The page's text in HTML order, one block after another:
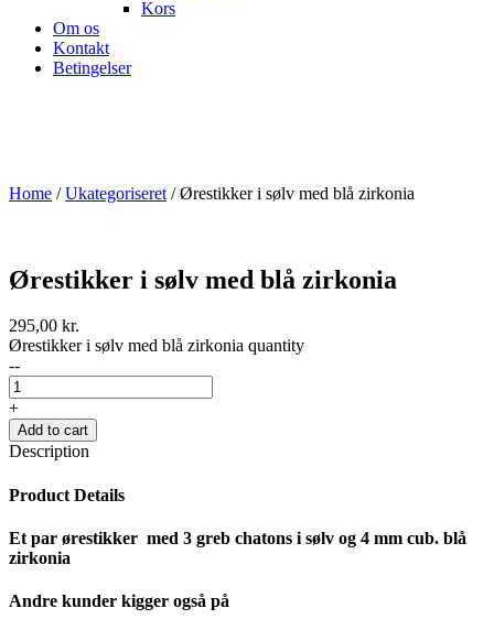
Kors
Om os
Kontakt
Betingelser
Home /Ukategoriseret / Ørestikker i sølv med blå zirkonia
Ørestikker i sølv med blå zirkonia
295,00 kr.
Ørestikker i sølv med blå zirkonia quantity
--
+
Add to cart
Description
Product Details
Et par ørestikker med 3 greb chatons i sølv og 4 mm cub. blå
zirkonia
Andre kunder kigger også på